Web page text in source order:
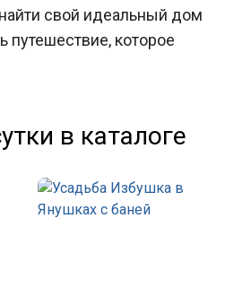
свой идеальный дом
путешествие, которое
в каталоге